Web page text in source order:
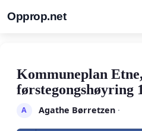
Opprop.net
Kommuneplan
førstegongshøyring
A Agathe Børretzen·